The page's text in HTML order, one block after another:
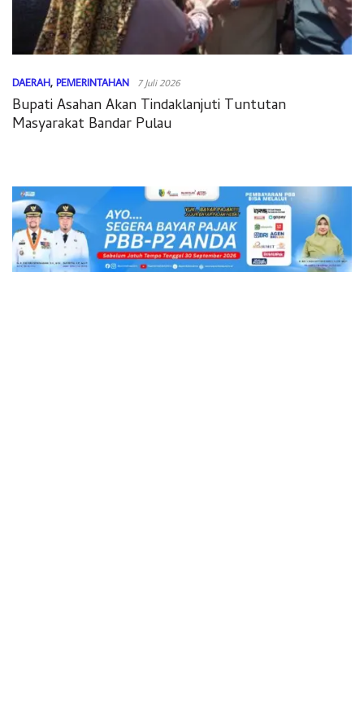
DAERAH, PEMERINTAHAN 7 Juli 2026
Bupati Asahan Akan Tindaklanjuti Tuntutan
Masyarakat Bandar Pulau